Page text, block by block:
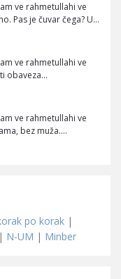
ve rahmetullahi ve
Pas je čuvar čega? U…
ve rahmetullahi ve
obaveza…
ve rahmetullahi ve
bez muža.…
po korak |
| N-UM | Minber